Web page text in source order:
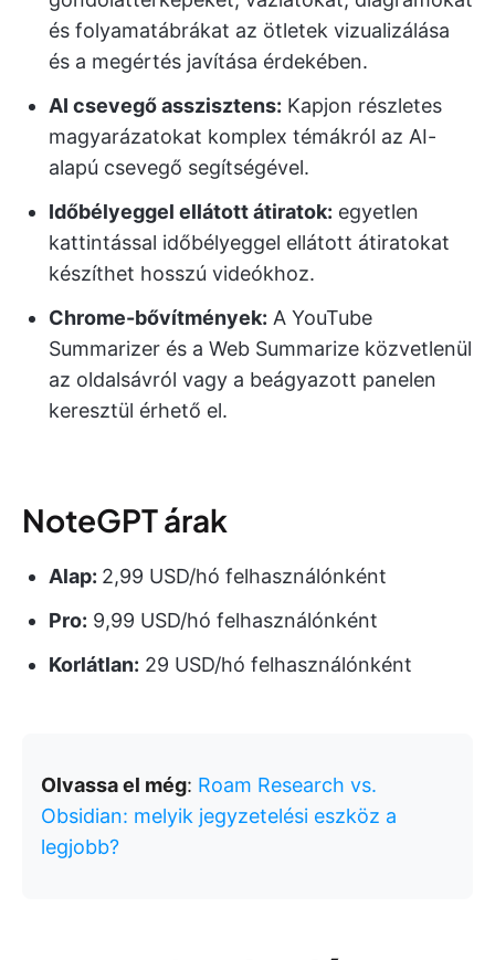
és folyamatábrákat az ötletek vizualizálása
és a megértés javítása érdekében.
AI csevegő asszisztens: Kapjon részletes
magyarázatokat komplex témákról az AI-
alapú csevegő segítségével.
Időbélyeggel ellátott átiratok: egyetlen
kattintással időbélyeggel ellátott átiratokat
készíthet hosszú videókhoz.
Chrome-bővítmények: A YouTube
Summarizer és a Web Summarize közvetlenül
az oldalsávról vagy a beágyazott panelen
keresztül érhető el.
NoteGPT árak
Alap: 2,99 USD/hó felhasználónként
Pro: 9,99 USD/hó felhasználónként
Korlátlan: 29 USD/hó felhasználónként
Olvassa el még: Roam Research vs.
Obsidian: melyik jegyzetelési eszköz a
legjobb?